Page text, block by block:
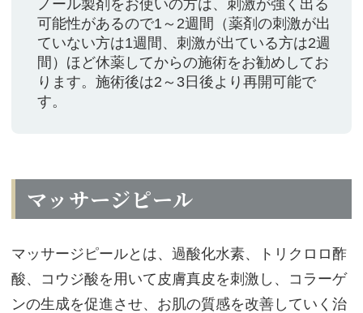
ノール製剤をお使いの方は、刺激が強く出る
可能性があるので1～2週間（薬剤の刺激が出
ていない方は1週間、刺激が出ている方は2週
間）ほど休薬してからの施術をお勧めしてお
ります。施術後は2～3日後より再開可能で
す。
マッサージピール
マッサージピールとは、過酸化水素、トリクロロ酢
酸、コウジ酸を用いて皮膚真皮を刺激し、コラーゲ
ンの生成を促進させ、お肌の質感を改善していく治